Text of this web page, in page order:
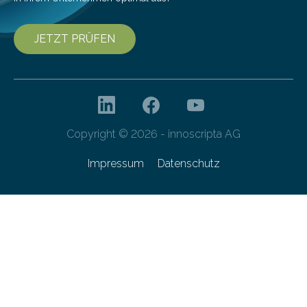
JETZT PRÜFEN
Copyright © 2026 - innoscripta AG
Impressum Datenschutz